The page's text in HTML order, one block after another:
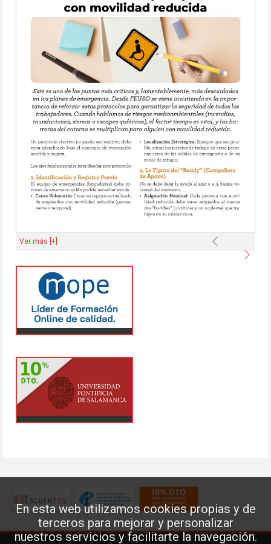
En esta web utilizamos cookies propias y de
terceros para mejorar y personalizar
nuestros servicios y facilitarte la navegación.
Anterior
Ver más [+]